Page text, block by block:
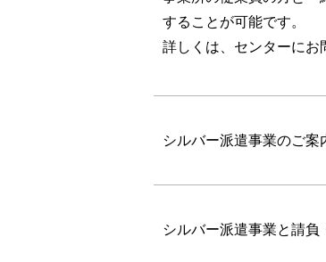
することが可能です。
詳しくは、センターにお
シルバー派遣事業のご案
シルバー派遣事業と請負